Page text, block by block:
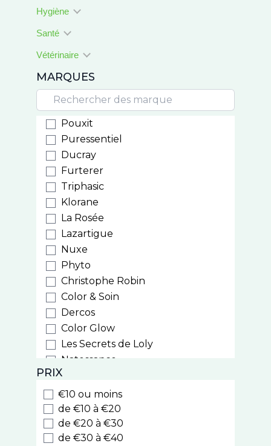
Hygiène
Santé
Vétérinaire
MARQUES
Pouxit
Puressentiel
Ducray
Furterer
Triphasic
Klorane
La Rosée
Lazartigue
Nuxe
Phyto
Christophe Robin
Color & Soin
Dercos
Color Glow
Les Secrets de Loly
Natessance
Weleda
Biocyte
Luxeol
Style
Cooper
PRIX
€10 ou moins
de €10 à €20
de €20 à €30
de €30 à €40